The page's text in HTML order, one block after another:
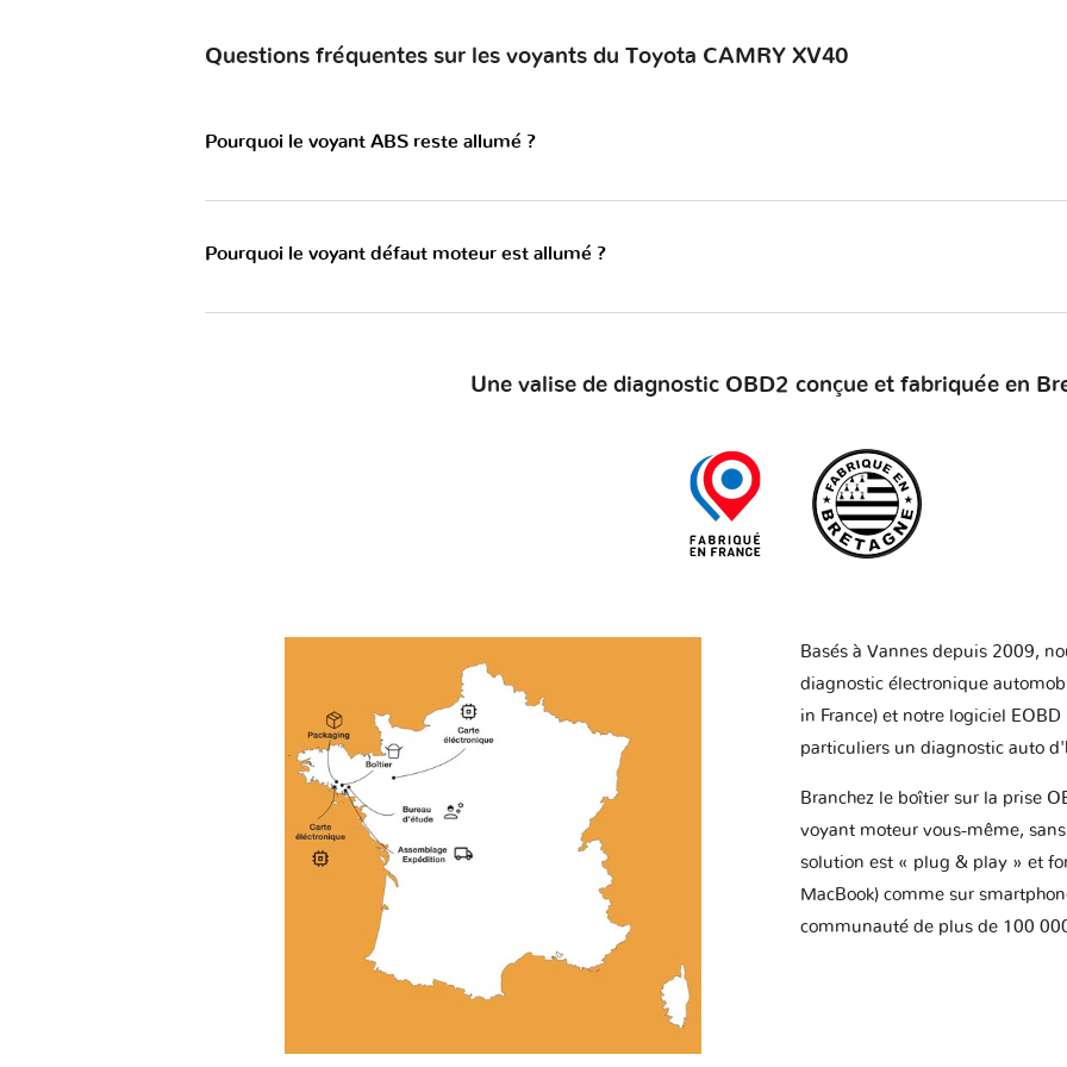
Questions fréquentes sur les voyants du Toyota CAMRY XV40
Pourquoi le voyant ABS reste allumé ?
Pourquoi le voyant défaut moteur est allumé ?
Une valise de diagnostic OBD2 conçue et fabriquée en
Basés à Vannes depuis 2009,
diagnostic électronique
in France) et notre logiciel
particuliers un diagnostic auto
Branchez le boîtier sur la prise
voyant moteur vous-même,
solution est « plug & play » et
MacBook) comme sur
communauté de plus de 100